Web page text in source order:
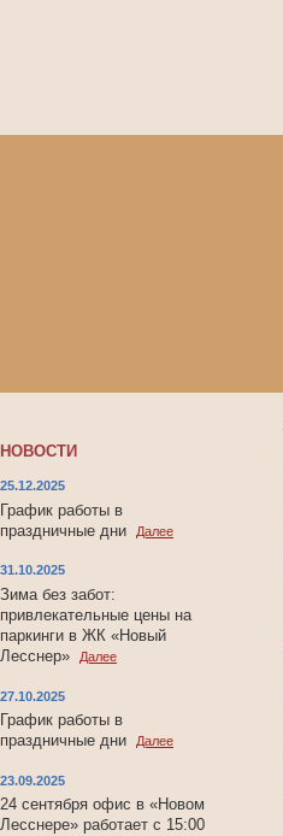
НОВОСТИ
25.12.2025
График работы в
праздничные дни
Далее
31.10.2025
Зима без забот:
привлекательные цены на
паркинги в ЖК «Новый
Лесснер»
Далее
27.10.2025
График работы в
праздничные дни
Далее
23.09.2025
24 сентября офис в «Новом
Лесснере» работает с 15:00